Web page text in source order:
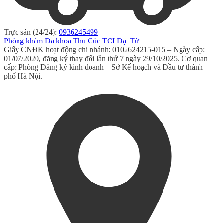
Trực sản (24/24): 0936245499
Phòng khám Đa khoa Thu Cúc TCI Đại Từ
Giấy CNĐK hoạt động chi nhánh: 0102624215-015 – Ngày cấp:
01/07/2020, đăng ký thay đổi lần thứ 7 ngày 29/10/2025. Cơ quan
cấp: Phòng Đăng ký kinh doanh – Sở Kế hoạch và Đầu tư thành
phố Hà Nội.